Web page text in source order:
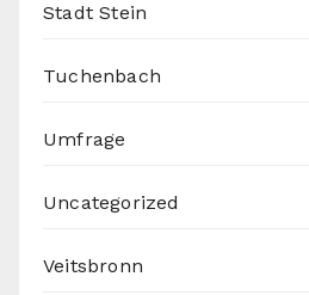
Stadt Stein
Tuchenbach
Umfrage
Uncategorized
Veitsbronn